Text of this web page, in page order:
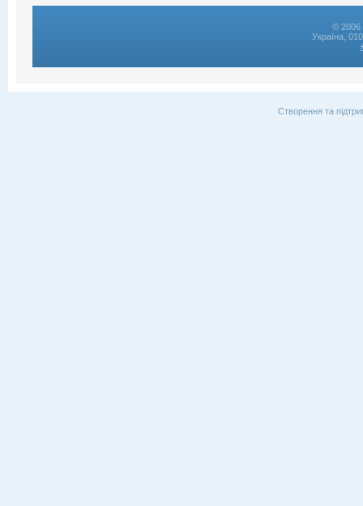
© 2006
Україна,
Створення та